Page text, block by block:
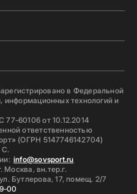
в Федеральной
информационных технологий и
60106 от 10.12.2014
ответственностью
(ОГРН 5147746142704)
С.
info@sovsport.ru
Москва, вн.тер.г.
Бутлерова, 17, помещ. 2/7
00